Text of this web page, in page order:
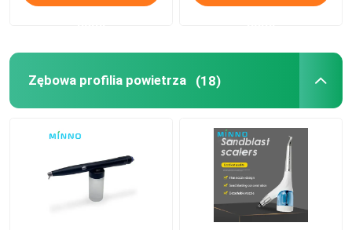
Zębowa profilia powietrza (18)